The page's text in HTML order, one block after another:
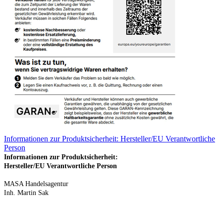
Informationen zur Produktsicherheit: Hersteller/EU Verantwortliche
Person
Informationen zur Produktsicherheit:
Hersteller/EU Verantwortliche Person
MASA Handelsagentur
Inh. Martin Sak